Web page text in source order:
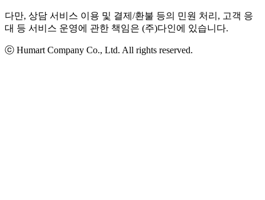
다만, 상담 서비스 이용 및 결제/환불 등의 민원 처리, 고객 응
대 등 서비스 운영에 관한 책임은 (주)다인에 있습니다.
ⓒ Humart Company Co., Ltd. All rights reserved.